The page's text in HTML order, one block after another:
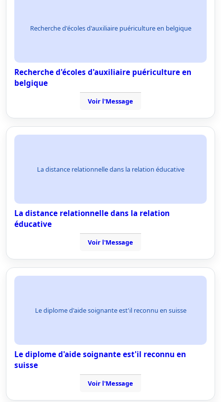
Recherche d'écoles d'auxiliaire puériculture en belgique
Recherche d'écoles d'auxiliaire puériculture en
belgique
Voir l'Message
La distance relationnelle dans la relation éducative
La distance relationnelle dans la relation
éducative
Voir l'Message
Le diplome d'aide soignante est'il reconnu en suisse
Le diplome d'aide soignante est'il reconnu en
suisse
Voir l'Message